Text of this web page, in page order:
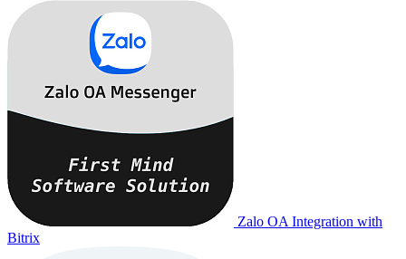
Zalo OA Integration with
Bitrix